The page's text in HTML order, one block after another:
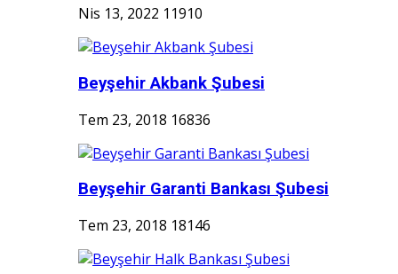
Nis 13, 2022 11910
Beyşehir Akbank Şubesi
Tem 23, 2018 16836
Beyşehir Garanti Bankası Şubesi
Tem 23, 2018 18146